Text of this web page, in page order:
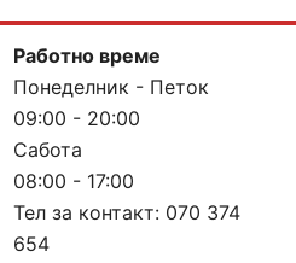
Работно време
Понеделник - Петок
09:00 - 20:00
Сабота
08:00 - 17:00
Тел за контакт: 070 374
654